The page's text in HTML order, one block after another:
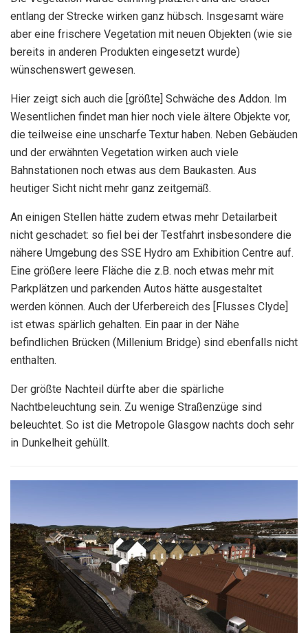
entlang der Strecke wirken ganz hübsch. Insgesamt wäre
aber eine frischere Vegetation mit neuen Objekten (wie sie
bereits in anderen Produkten eingesetzt wurde)
wünschenswert gewesen.
Hier zeigt sich auch die [größte] Schwäche des Addon. Im
Wesentlichen findet man hier noch viele ältere Objekte vor,
die teilweise eine unscharfe Textur haben. Neben Gebäuden
und der erwähnten Vegetation wirken auch viele
Bahnstationen noch etwas aus dem Baukasten. Aus
heutiger Sicht nicht mehr ganz zeitgemäß.
An einigen Stellen hätte zudem etwas mehr Detailarbeit
nicht geschadet: so fiel bei der Testfahrt insbesondere die
nähere Umgebung des SSE Hydro am Exhibition Centre auf.
Eine größere leere Fläche die z.B. noch etwas mehr mit
Parkplätzen und parkenden Autos hätte ausgestaltet
werden können. Auch der Uferbereich des [Flusses Clyde]
ist etwas spärlich gehalten. Ein paar in der Nähe
befindlichen Brücken (Millenium Bridge) sind ebenfalls nicht
enthalten.
Der größte Nachteil dürfte aber die spärliche
Nachtbeleuchtung sein. Zu wenige Straßenzüge sind
beleuchtet. So ist die Metropole Glasgow nachts doch sehr
in Dunkelheit gehüllt.